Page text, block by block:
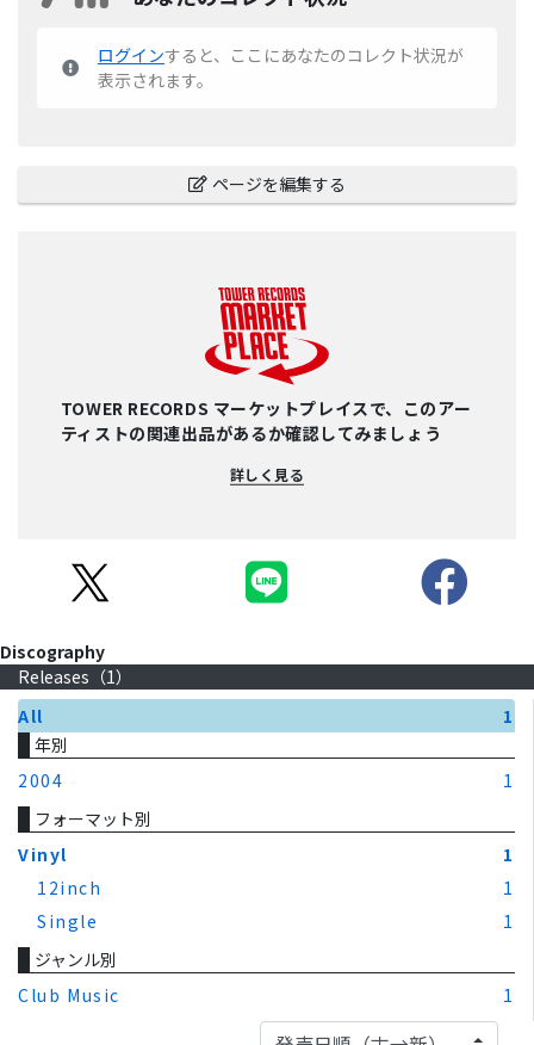
ログインすると、ここにあなたのコレクト状況が
表示されます。
ページを編集する
TOWER RECORDS マーケットプレイスで、このアー
ティストの関連出品があるか確認してみましょう
詳しく見る
Discography
Releases（1）
All
1
年別
2004
1
フォーマット別
Vinyl
1
12inch
1
Single
1
ジャンル別
Club Music
1